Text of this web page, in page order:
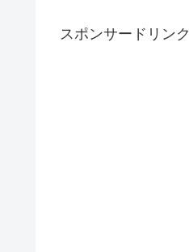
スポンサードリンク